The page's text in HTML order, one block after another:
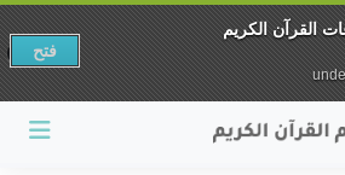
القرآن الكريم
فتح